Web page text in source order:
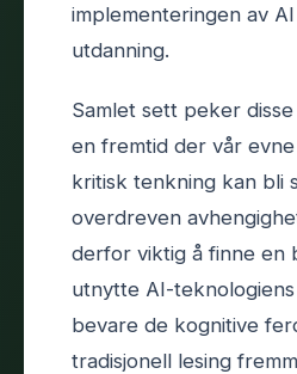
implementeringen av
utdanning.
Samlet sett peker
en fremtid der vår
kritisk tenkning kan bli
overdreven
derfor viktig å finne en
utnytte AI-
bevare de kognitive
tradisjonell lesing